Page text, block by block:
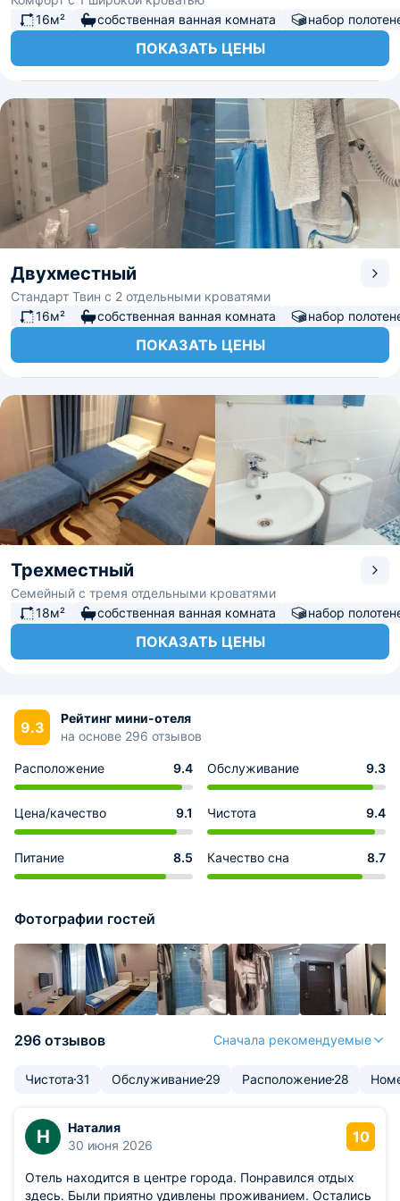
16м²
собственная ванная комната набор
ПОКАЗАТЬ ЦЕНЫ
Двухместный
Стандарт Твин с 2 отдельными кроватями
16м²
собственная ванная комната набор
ПОКАЗАТЬ ЦЕНЫ
Трехместный
Семейный с тремя отдельными кроватями
18м²
собственная ванная комната набор
ПОКАЗАТЬ ЦЕНЫ
9.3
Рейтинг мини-отеля
на основе 296 отзывов
Расположение 9.4 Обслуживание 9.3
Цена/качество 9.1 Чистота 9.4
Питание 8.5 Качество сна 8.7
Фотографии гостей
296 отзывов Сначала рекомендуемые
Чистота 31 Обслуживание29 Расположение28
Н
Наталия
30 июня 2026
10
Отель находится в центре города. Понравился отдых
здесь. Были приятно удивлены проживанием. Остались